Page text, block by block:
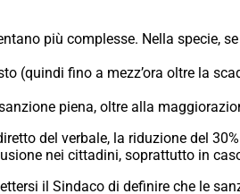
più complesse. Nella specie,
(quindi fino a mezz’ora oltre la
piena, oltre alla
del verbale, la riduzione del
nei cittadini, soprattutto in
il Sindaco di definire che le